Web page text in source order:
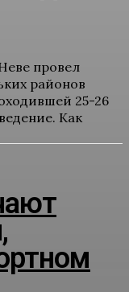
провел
районов
25-26
Как